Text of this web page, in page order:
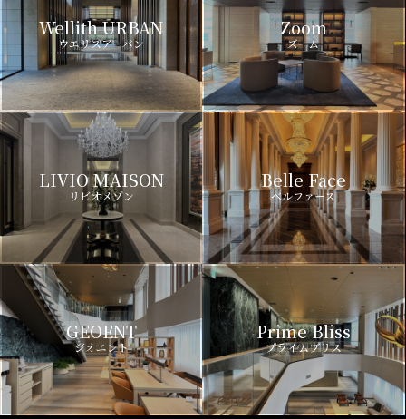
Wellith URBAN
ウエリスアーバン
Zoom
ズーム
LIVIO MAISON
リビオメゾン
Belle Face
ベルファース
GEOENT
ジオエント
Prime Bliss
プライムブリス